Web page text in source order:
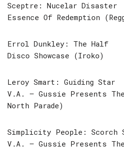
Sceptre: Nucelar Disaster
Essence Of Redemption
Errol Dunkley: The Half
Disco Showcase (Iroko)
Leroy Smart: Guiding Star
V.A. – Gussie Presents
North Parade)
Simplicity People: Scorch
V.A. – Gussie Presents